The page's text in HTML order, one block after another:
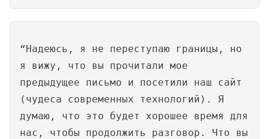
“Надеюсь, я не переступаю границы, но
я вижу, что вы прочитали мое
предыдущее письмо и посетили наш сайт
(чудеса современных технологий). Я
думаю, что это будет хорошее время для
нас, чтобы продолжить разговор. Что вы